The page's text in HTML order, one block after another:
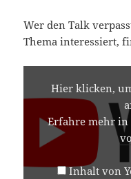
Wer den Talk
Thema interessiert,
YOUTUBEHier klicken,
Erfahre mehr
Inhalt von